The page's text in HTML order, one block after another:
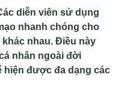
diễn viên sử dụng
nhanh chóng cho
nhau. Điều này
nhân ngoài đời
được đa dạng các